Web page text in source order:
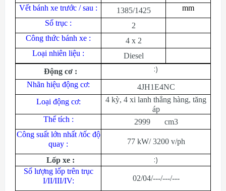
Vết bánh xe trước / sau :
1385/1425
mm
Số trục :
2
Công thức bánh xe :
4 x 2
Loại nhiên liệu :
Diesel
Động cơ :
:)
Nhãn hiệu động cơ:
4JH1E4NC
Loại động cơ:
4 kỳ, 4 xi lanh thẳng hàng, tăng
áp
Thể tích :
2999 cm3
Công suất lớn nhất /tốc độ
quay :
77 kW/ 3200 v/ph
Lốp xe : :)
Số lượng lốp trên trục
I/II/III/IV:
02/04/---/---/---